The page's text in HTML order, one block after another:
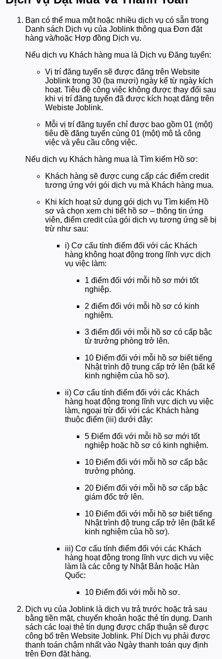
Bạn có thể mua một hoặc nhiều dịch vụ có sẵn trong
Danh sách Dịch vụ của Joblink thông qua Đơn đặt
hàng và/hoặc Hợp đồng Dịch vụ.
Nếu dịch vụ Khách hàng mua là Dịch vụ Đăng tuyển:
Vị trí đăng tuyển sẽ được đăng trên Website
Joblink trong 30 (ba mươi) ngày kể từ ngày kích
hoạt. Tiêu đề công việc không được thay đổi sau
khi vị trí đăng tuyển đã được kích hoạt đăng trên
Webiste Joblink.
Mỗi vị trí đăng tuyển chỉ được bao gồm 01 (một)
tiêu đề đăng tuyển cùng 01 (một) mô tả công
việc và yêu cầu công việc.
Nếu dịch vụ Khách hàng mua là Tìm kiếm Hồ sơ:
Khách hàng sẽ được cung cấp các điểm credit
tương ứng với gói dịch vụ mà Khách hàng mua.
Khi kích hoạt sử dụng gói dịch vụ Tìm kiếm Hồ
sơ và chọn xem chi tiết hồ sơ – thông tin ứng
viên, điểm credit của gói dịch vụ tương ứng sẽ bị
trừ như sau:
i) Cơ cấu tính điểm đối với các Khách
hàng không hoạt động trong lĩnh vực dịch
vụ việc làm:
1 điểm đối với mỗi hồ sơ mới tốt
nghiệp.
2 điểm đối với mỗi hồ sơ có kinh
nghiệm.
3 điểm đối với mỗi hồ sơ có cấp bậc
từ trưởng phòng trở lên.
10 Điểm đối với mỗi hồ sơ biết tiếng
Nhật trình độ trung cấp trở lên (bất kể
kinh nghiệm của hồ sơ).
ii) Cơ cấu tính điểm đối với các Khách
hàng hoạt động trong lĩnh vực dịch vụ việc
làm, ngoại trừ đối với các Khách hàng
thuộc điểm (iii) dưới đây:
5 Điểm đối với mỗi hồ sơ mới tốt
nghiệp hoặc hồ sơ có kinh nghiệm.
10 Điểm đối với mỗi hồ sơ cấp bậc
trưởng phòng.
20 Điểm đối với mỗi hồ sơ cấp bậc
giám đốc trở lên.
10 Điểm đối với mỗi hồ sơ biết tiếng
Nhật trình độ trung cấp trở lên (bất kể
kinh nghiệm của hồ sơ).
iii) Cơ cấu tính điểm đối với các Khách
hàng hoạt động trong lĩnh vực dịch vụ việc
làm là các công ty Nhật Bản hoặc Hàn
Quốc:
10 Điểm đối với mỗi hồ sơ.
Dịch vụ của Joblink là dịch vụ trả trước hoặc trả sau
bằng tiền mặt, chuyển khoản hoặc thẻ tín dụng. Danh
sách các loại thẻ tín dụng được chấp thuận sẽ được
công bố trên Website Joblink. Phí Dịch vụ phải được
thanh toán chậm nhất vào Ngày thanh toán quy định
trên Đơn đặt hàng.